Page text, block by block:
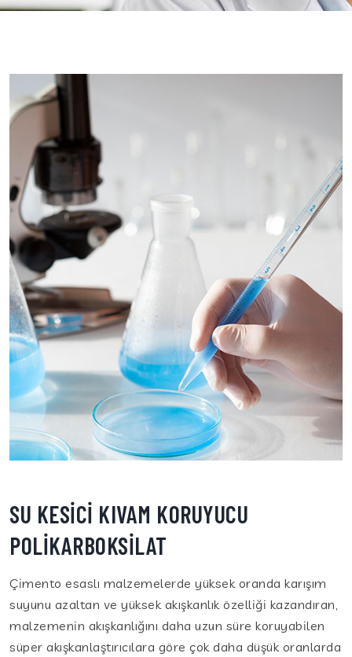
SU KESİCİ KIVAM KORUYUCU
POLİKARBOKSİLAT
Çimento esaslı malzemelerde yüksek oranda karışım
suyunu azaltan ve yüksek akışkanlık özelliği kazandıran,
malzemenin akışkanlığını daha uzun süre koruyabilen
süper akışkanlaştırıcılara göre çok daha düşük oranlarda